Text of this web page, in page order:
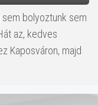
bolyoztunk sem
az, kedves
Kaposváron, majd